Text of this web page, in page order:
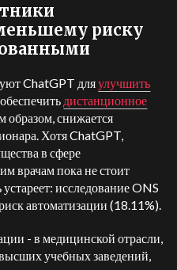
риску
ChatGPT дляулучшить
дистанционное
образом, снижается
Хотя ChatGPT,
в сфере
врачам пока не стоит
исследование ONS
автоматизации (18.11%).
- в медицинской отрасли,
учебных заведений,